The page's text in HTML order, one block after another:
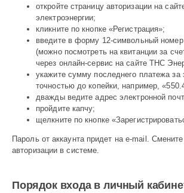
откройте страницу авторизации на
электроэнергии;
кликните по кнопке «Регистрация»;
введите в форму 12-символьный номер
(можно посмотреть на квитанции за
через онлайн-сервис на сайте ТНС
укажите сумму последнего платежа за
точностью до копейки, например,
дважды ведите адрес электронной
пройдите капчу;
щелкните по кнопке
Пароль от аккаунта придет на e-mail.
авторизации в системе.
Порядок входа в личный